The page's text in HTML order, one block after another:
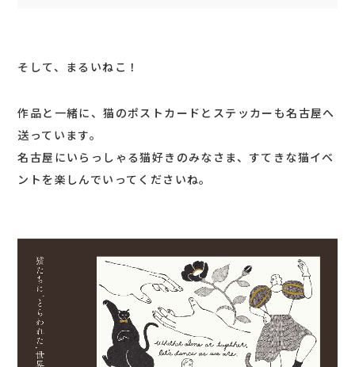
そして、まるいねこ！
作品と一緒に、猫のポストカードとステッカーも名古屋へ
送っています。
名古屋にいらっしゃる猫好きのみなさま、すてきな猫イベ
ントを楽しんでいってくださいね。